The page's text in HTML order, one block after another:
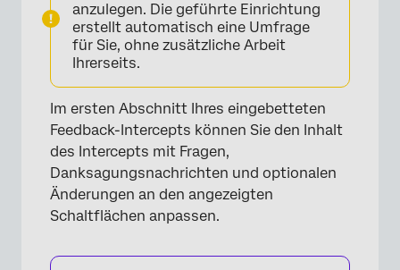
anzulegen. Die geführte Einrichtung
erstellt automatisch eine Umfrage
für Sie, ohne zusätzliche Arbeit
Ihrerseits.
Im ersten Abschnitt Ihres eingebetteten
Feedback-Intercepts können Sie den Inhalt
des Intercepts mit Fragen,
Danksagungsnachrichten und optionalen
Änderungen an den angezeigten
Schaltflächen anpassen.